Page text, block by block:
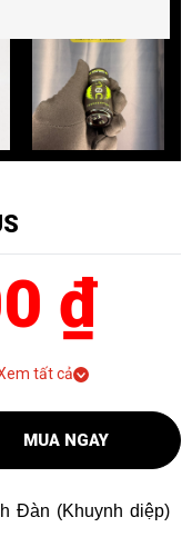
₫
tất cả
MUA NGAY
Đàn (Khuynh diệp)